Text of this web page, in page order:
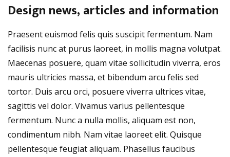
Design news, articles and information
Praesent euismod felis quis suscipit fermentum. Nam
facilisis nunc at purus laoreet, in mollis magna volutpat.
Maecenas posuere, quam vitae sollicitudin viverra, eros
mauris ultricies massa, et bibendum arcu felis sed
tortor. Duis arcu orci, posuere viverra ultrices vitae,
sagittis vel dolor. Vivamus varius pellentesque
fermentum. Nunc a nulla mollis, aliquam est non,
condimentum nibh. Nam vitae laoreet elit. Quisque
pellentesque feugiat aliquam. Phasellus faucibus